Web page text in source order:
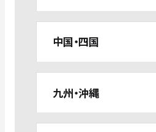
中国・四国
九州・沖縄